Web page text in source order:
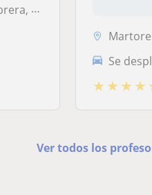
Monist...
Martorell, Barberà
Se
★ ★ ★ ★
Ver todos los